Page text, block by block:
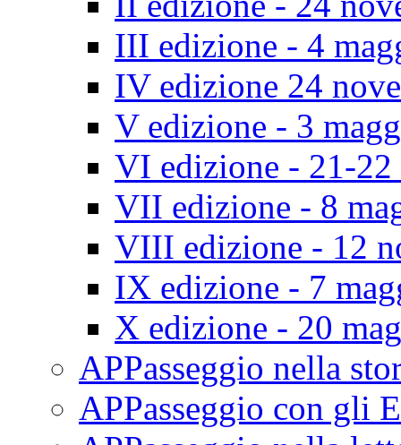
III edizione - 4
IV edizione 24
V edizione - 3
VI edizione - 21-22
VII edizione - 8
VIII edizione - 12
IX edizione - 7
X edizione - 20
APPasseggio nella
APPasseggio con gli